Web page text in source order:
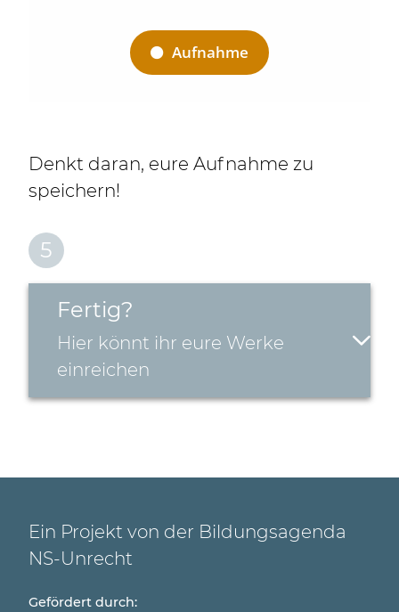
Denkt daran, eure Aufnahme zu
speichern!
5
Fertig?
Hier könnt ihr eure Werke
einreichen
Ein Projekt von der Bildungsagenda
NS-Unrecht
Gefördert durch: